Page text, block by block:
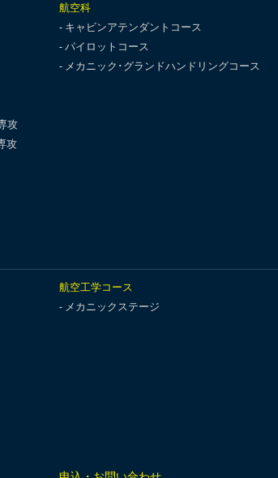
攻
攻
航空科
キャビンアテンダントコース
パイロットコース
メカニック･グランドハンドリングコース
航空工学コース
メカニックステージ